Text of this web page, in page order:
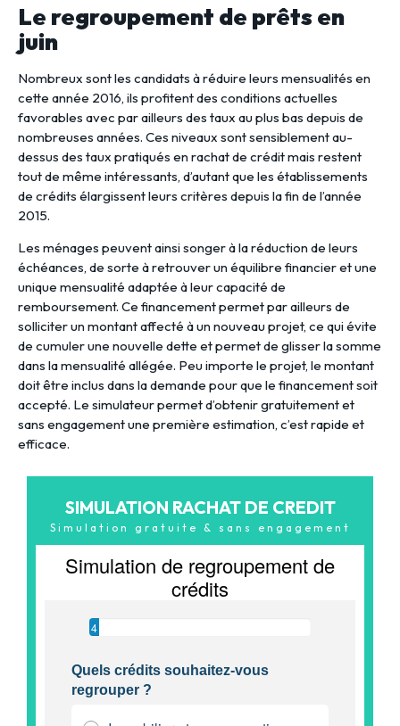
Le regroupement de prêts en
juin
Nombreux sont les candidats à réduire leurs mensualités en
cette année 2016, ils profitent des conditions actuelles
favorables avec par ailleurs des taux au plus bas depuis de
nombreuses années. Ces niveaux sont sensiblement au-
dessus des taux pratiqués en rachat de crédit mais restent
tout de même intéressants, d’autant que les établissements
de crédits élargissent leurs critères depuis la fin de l’année
2015.
Les ménages peuvent ainsi songer à la réduction de leurs
échéances, de sorte à retrouver un équilibre financier et une
unique mensualité adaptée à leur capacité de
remboursement. Ce financement permet par ailleurs de
solliciter un montant affecté à un nouveau projet, ce qui évite
de cumuler une nouvelle dette et permet de glisser la somme
dans la mensualité allégée. Peu importe le projet, le montant
doit être inclus dans la demande pour que le financement soit
accepté. Le simulateur permet d’obtenir gratuitement et
sans engagement une première estimation, c’est rapide et
efficace.
SIMULATION RACHAT DE CREDIT
Simulation gratuite & sans engagement